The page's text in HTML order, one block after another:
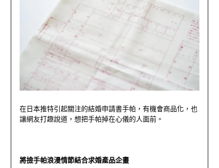
在日本推特引起關注的結婚申請書手帕，有機會商品化，也
讓網友打趣說道，想把手帕掉在心儀的人面前。
將撿手帕浪漫情節結合求婚產品企畫